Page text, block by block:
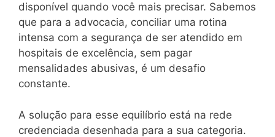
disponível quando você mais precisar. Sabemos
que para a advocacia, conciliar uma rotina
intensa com a segurança de ser atendido em
hospitais de excelência, sem pagar
mensalidades abusivas, é um desafio
constante.
A solução para esse equilíbrio está na rede
credenciada desenhada para a sua categoria.